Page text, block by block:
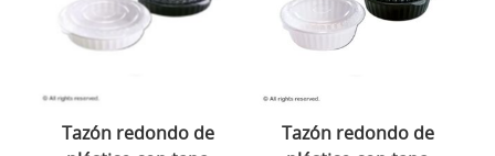
Tazón redondo de
Tazón redondo de